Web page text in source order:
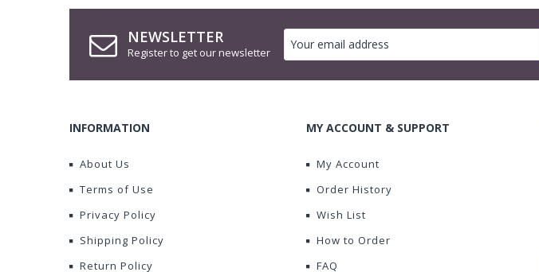
NEWSLETTER
Register to get our newsletter
INFORMATION
About Us
Terms of Use
Privacy Policy
Shipping Policy
Return Policy
MY ACCOUNT & SUPPORT
My Account
Order History
Wish List
How to Order
FAQ